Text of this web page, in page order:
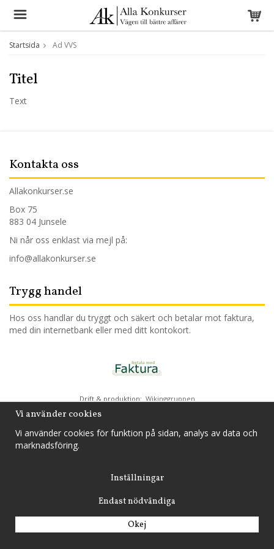
Startsida Ad VVS
Titel
Text
Kontakta oss
Allakonkurser.se
Box 75
883 04 Junsele
Ni når oss enklast via mejl på:
info@allakonkurser.se
Trygg handel
Hos oss handlar du tryggt och säkert och betalar mot faktura,
med din internetbank eller med ditt kontokort.
Drift & produktion: Wikinggruppen
Vi använder cookies
Vi använder cookies för funktion på sidan, analys av data och
marknadsföring.
Inställningar
Endast nödvändiga
Okej